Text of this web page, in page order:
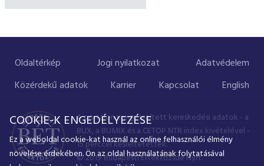
Oldaltérkép Jogi nyilatkozat
Adatvédelem
Közérdekű adatok
Karrier Kapcsolat English
A portálon megjelenített kereskedési adatok - a
BUX, a BUMIX és a CETOP NTR index kivételével -
15 perccel késleltetettek.
© 2019 Budapesti Értéktőzsde Nyrt.
COOKIE-K ENGEDÉLYEZÉSE
Ez a weboldal cookie-kat használ az online felhasználói élmény
növelése érdekében. Ön az oldal használatának folytatásával